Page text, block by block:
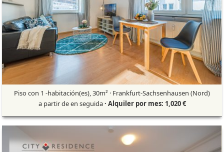
Piso con 1 -habitación(es), 30m² · Frankfurt-Sachsenhausen (Nord)
a partir de en seguida· Alquiler por mes: 1,020 €